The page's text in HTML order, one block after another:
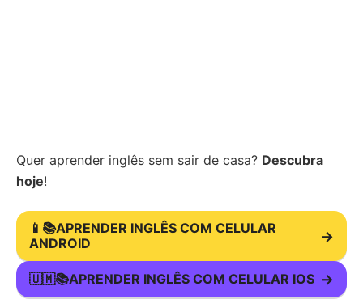
Quer aprender inglês sem sair de casa? Descubra
hoje!
📱📚APRENDER INGLÊS COM CELULAR
ANDROID
→
🇺🇲📚APRENDER INGLÊS COM CELULAR IOS →